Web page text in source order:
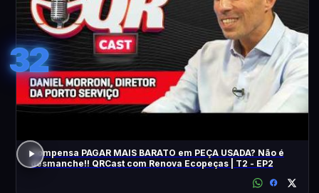
32
Compensa PAGAR MAIS BARATO em PEÇA USADA? Não é
desmanche!! QRCast com Renova Ecopeças | T2 - EP2